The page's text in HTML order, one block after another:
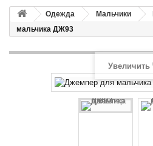
Одежда Мальчики
мальчика ДЖ93
Увеличить